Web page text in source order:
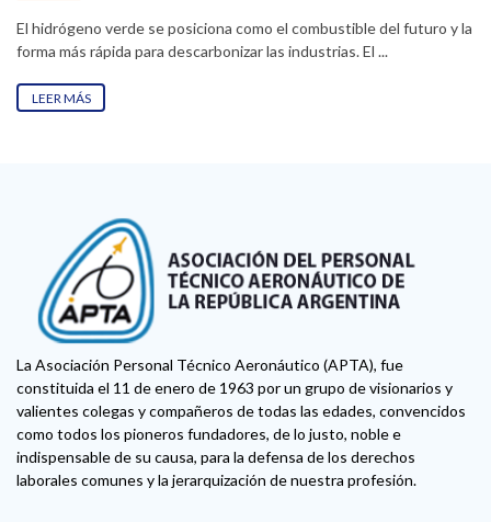
El hidrógeno verde se posiciona como el combustible del futuro y la
forma más rápida para descarbonizar las industrias. El ...
LEER MÁS
La Asociación Personal Técnico Aeronáutico (APTA), fue
constituida el 11 de enero de 1963 por un grupo de visionarios y
valientes colegas y compañeros de todas las edades, convencidos
como todos los pioneros fundadores, de lo justo, noble e
indispensable de su causa, para la defensa de los derechos
laborales comunes y la jerarquización de nuestra profesión.